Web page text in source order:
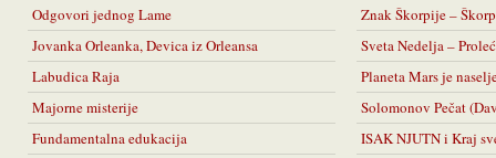
Odgovori jednog Lame
Jovanka Orleanka, Devica iz Orleansa
Labudica Raja
Majorne misterije
Fundamentalna edukacija
Znak Škorpije –
Sveta Nedelja –
Planeta Mars je
Solomonov Pečat
ISAK NJUTN i Kraj